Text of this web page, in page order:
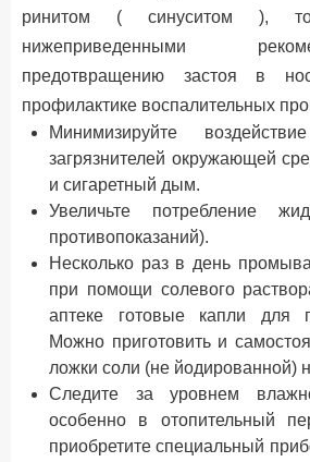
ринитом ( синуситом ), то
нижеприведенными
предотвращению застоя в
профилактике воспалительных
Минимизируйте
загрязнителей окружающей
и сигаретный дым.
Увеличьте потребление
противопоказаний).
Несколько раз в день
при помощи солевого
аптеке готовые капли для
Можно приготовить и
ложки соли (не йодированной)
Следите за уровнем
особенно в отопительный
приобретите специальный